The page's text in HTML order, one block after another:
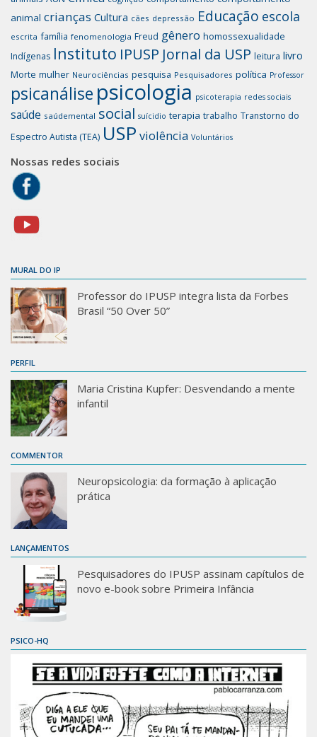
animal crianças Cultura cães depressão Educação escola
escrita família fenomenologia Freud gênero homossexualidade
Indígenas Instituto IPUSP Jornal da USP leitura livro
Morte mulher Neurociências pesquisa Pesquisadores política Professor
psicanálise psicologia psicoterapia redes sociais
saúde saúdemental social suícidio terapia trabalho Transtorno do
Espectro Autista (TEA) USP violência Voluntários
Nossas redes sociais
MURAL DO IP
Professor do IPUSP integra lista da Forbes
Brasil “50 Over 50”
PERFIL
Maria Cristina Kupfer: Desvendando a mente
infantil
COMMENTOR
Neuropsicologia: da formação à aplicação
prática
LANÇAMENTOS
Pesquisadores do IPUSP assinam capítulos de
novo e-book sobre Primeira Infância
PSICO-HQ